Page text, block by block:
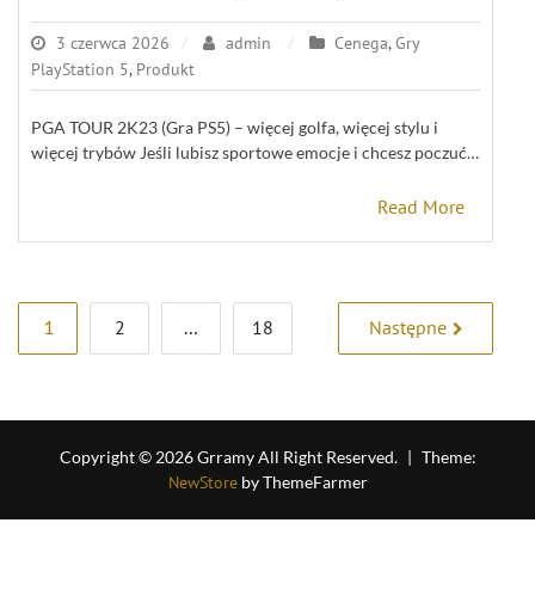
3 czerwca 2026 admin Cenega,Gry
PlayStation 5, Produkt
PGA TOUR 2K23 (Gra PS5) – więcej golfa, więcej stylu i
więcej trybów Jeśli lubisz sportowe emocje i chcesz poczuć…
Read More
Stronicowanie
wpisów
1 2 18 Następne
Copyright © 2026 Grramy All Right Reserved. | Theme:
NewStoreby ThemeFarmer